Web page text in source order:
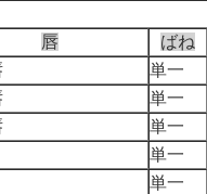
唇 ばね
単一
単一
単一
単一
単一